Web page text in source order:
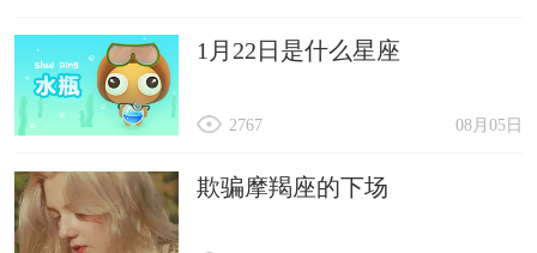
1月22日是什么星座
08月05日
2767
欺骗摩羯座的下场